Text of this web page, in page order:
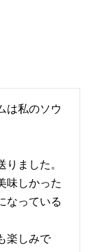
は私のソウ
ました。
味しかった
なっている
楽しみで